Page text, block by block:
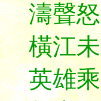
濤聲
橫江
英雄